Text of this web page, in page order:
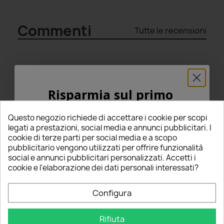
Commenti Tutte le recensioni
Riepilogo
(8 Recensioni)
Seleziona un punteggio per filtrare le recensioni.
5 starstarstar starstar (8)
4 starstarstarstarstar_border (0)
(0)
1 starstar_borderstar_borderstar_borderstar_border (0)
Questo negozio richiede di accettare i cookie per scopi
legati a prestazioni, social media e annunci pubblicitari. I
cookie di terze parti per social media e a scopo
pubblicitario vengono utilizzati per offrire funzionalità
social e annunci pubblicitari personalizzati. Accetti i
cookie e l'elaborazione dei dati personali interessati?
Configura
Rifiuta
Risparmia sul primo
5% PER TE!
Inserisci la tua email qui sotto per ricevere il
5% DI SCONTOsul tuo primo ordine!
Nome